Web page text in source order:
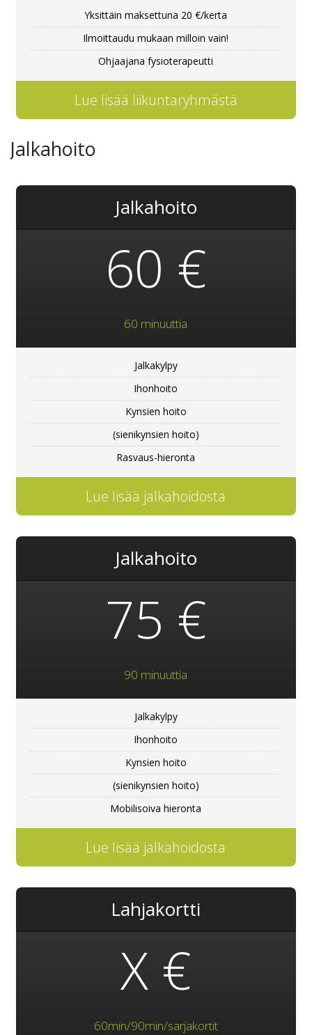
Yksittäin maksettuna 20 €/kerta
Ilmoittaudu mukaan milloin vain!
Ohjaajana fysioterapeutti
Lue lisää liikuntaryhmästä
Jalkahoito
Jalkahoito
60 €
60 minuuttia
Jalkakylpy
Ihonhoito
Kynsien hoito
(sienikynsien hoito)
Rasvaus-hieronta
Lue lisää jalkahoidosta
Jalkahoito
75 €
90 minuuttia
Jalkakylpy
Ihonhoito
Kynsien hoito
(sienikynsien hoito)
Mobilisoiva hieronta
Lue lisää jalkahoidosta
Lahjakortti
X €
60min/90min/sarjakortit